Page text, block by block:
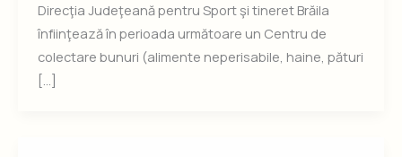
Direcţia Judeţeană pentru Sport şi tineret Brăila
înfiinţează în perioada următoare un Centru de
colectare bunuri (alimente neperisabile, haine, pături
[…]